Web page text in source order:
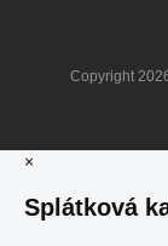
Copyright
×
Splátková